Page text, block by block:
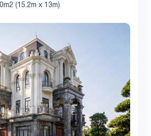
(15.2m x 13m)